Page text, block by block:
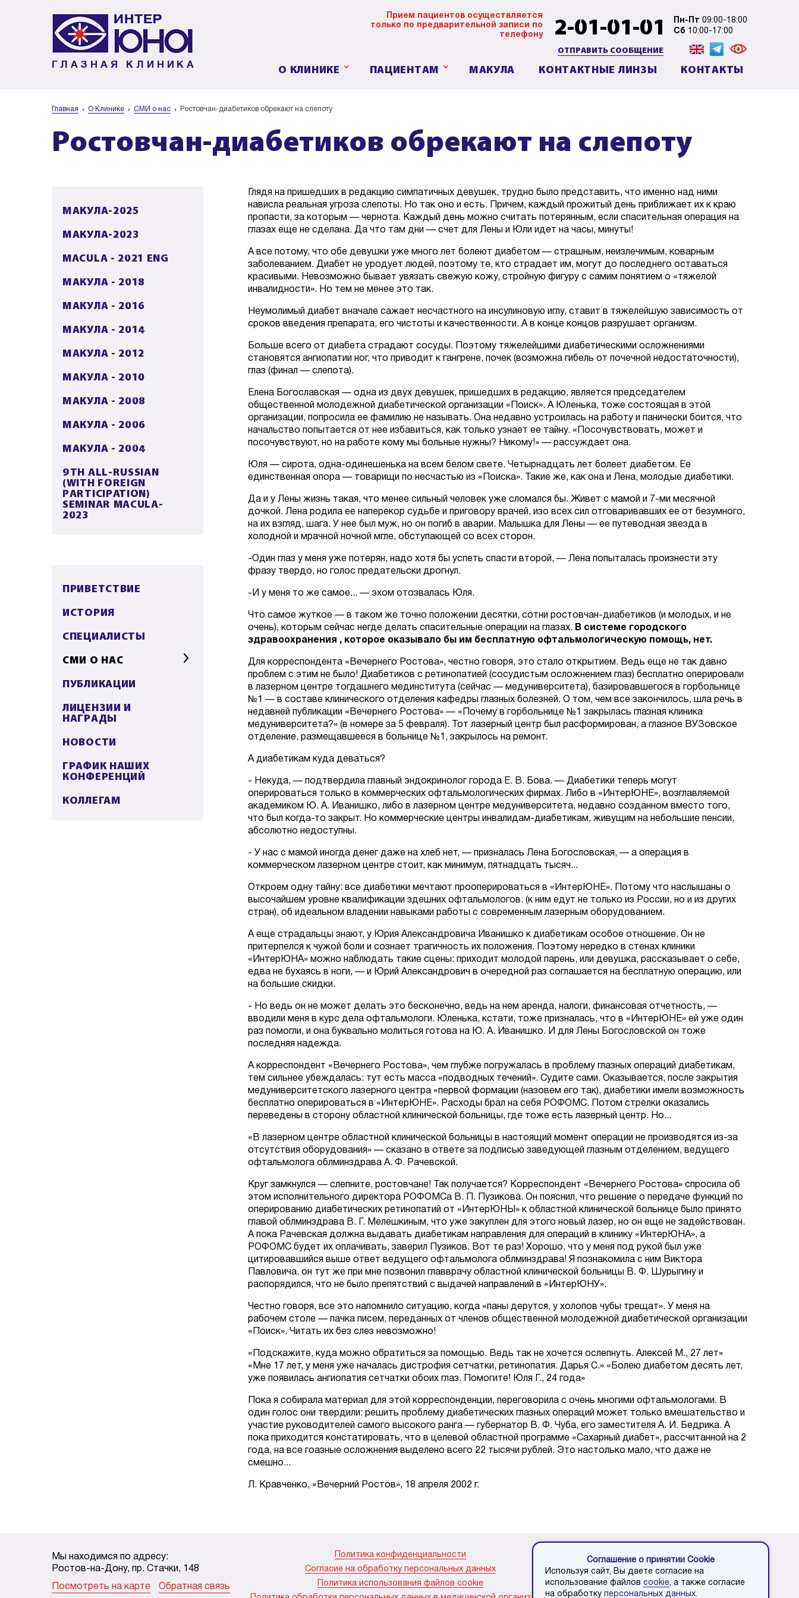
ГЛАЗНАЯ КЛИНИКА
Прием пациентов осуществляется
только по предварительной записи по
телефону
2-01-01-01 Пн-Пт 09:00-18:00
Сб 10:00-17:00
ОТПРАВИТЬ СООБЩЕНИЕ
О КЛИНИКЕ ПАЦИЕНТАМ МАКУЛА КОНТАКТНЫЕ ЛИНЗЫ КОНТАКТЫ
Главная О Клинике СМИ о нас Ростовчан-диабетиков обрекают на слепоту
Ростовчан-диабетиков обрекают на слепоту
МАКУЛА-2025
МАКУЛА-2023
MACULA - 2021 ENG
МАКУЛА - 2018
МАКУЛА - 2016
МАКУЛА - 2014
МАКУЛА - 2012
МАКУЛА - 2010
МАКУЛА - 2008
МАКУЛА - 2006
МАКУЛА - 2004
9TH ALL-RUSSIAN
(WITH FOREIGN
PARTICIPATION)
SEMINAR MACULA-
2023
ПРИВЕТСТВИЕ
ИСТОРИЯ
СПЕЦИАЛИСТЫ
СМИ О НАС
ПУБЛИКАЦИИ
ЛИЦЕНЗИИ И
НАГРАДЫ
НОВОСТИ
ГРАФИК НАШИХ
КОНФЕРЕНЦИЙ
КОЛЛЕГАМ
Глядя на пришедших в редакцию симпатичных девушек, трудно было представить, что именно над ними
нависла реальная угроза слепоты. Но так оно и есть. Причем, каждый прожитый день приближает их к краю
пропасти, за которым — чернота. Каждый день можно считать потерянным, если спасительная операция на
глазах еще не сделана. Да что там дни — счет для Лены и Юли идет на часы, минуты!
А все потому, что обе девушки уже много лет болеют диабетом — страшным, неизлечимым, коварным
заболеванием. Диабет не уродует людей, поэтому те, кто страдает им, могут до последнего оставаться
красивыми. Невозможно бывает увязать свежую кожу, стройную фигуру с самим понятием о «тяжелой
инвалидности». Но тем не менее это так.
Неумолимый диабет вначале сажает несчастного на инсулиновую иглу, ставит в тяжелейшую зависимость от
сроков введения препарата, его чистоты и качественности. А в конце концов разрушает организм.
Больше всего от диабета страдают сосуды. Поэтому тяжелейшими диабетическими осложнениями
становятся ангиопатии ног, что приводит к гангрене, почек (возможна гибель от почечной недостаточности),
глаз (финал — слепота).
Елена Богославская — одна из двух девушек, пришедших в редакцию, является председателем
общественной молодежной диабетической организации «Поиск». А Юленька, тоже состоящая в этой
организации, попросила ее фамилию не называть. Она недавно устроилась на работу и панически боится, что
начальство попытается от нее избавиться, как только узнает ее тайну. «Посочувствовать, может и
посочувствуют, но на работе кому мы больные нужны? Никому!» — рассуждает она.
Юля — сирота, одна-одинешенька на всем белом свете. Четырнадцать лет болеет диабетом. Ее
единственная опора — товарищи по несчастью из «Поиска». Такие же, как она и Лена, молодые диабетики.
Да и у Лены жизнь такая, что менее сильный человек уже сломался бы. Живет с мамой и 7-ми месячной
дочкой. Лена родила ее наперекор судьбе и приговору врачей, изо всех сил отговаривавших ее от безумного,
на их взгляд, шага. У нее был муж, но он погиб в аварии. Малышка для Лены — ее путеводная звезда в
холодной и мрачной ночной мгле, обступающей со всех сторон.
-Один глаз у меня уже потерян, надо хотя бы успеть спасти второй, — Лена попыталась произнести эту
фразу твердо, но голос предательски дрогнул.
-И у меня то же самое... — эхом отозвалась Юля.
Что самое жуткое — в таком же точно положении десятки, сотни ростовчан-диабетиков (и молодых, и не
очень), которым сейчас негде делать спасительные операции на глазах. В системе городского
здравоохранения , которое оказывало бы им бесплатную офтальмологическую помощь, нет.
Для корреспондента «Вечернего Ростова», честно говоря, это стало открытием. Ведь еще не так давно
проблем с этим не было! Диабетиков с ретинопатией (сосудистым осложнением глаз) бесплатно оперировали
в лазерном центре тогдашнего мединститута (сейчас — медуниверситета), базировавшегося в горбольнице
№1 — в составе клинического отделения кафедры глазных болезней. О том, чем все закончилось, шла речь в
недавней публикации «Вечернего Ростова» — «Почему в горбольнице №1 закрылась глазная клиника
медуниверситета?» (в номере за 5 февраля). Тот лазерный центр был расформирован, а глазное ВУЗовское
отделение, размещавшееся в больнице №1, закрылось на ремонт.
А диабетикам куда деваться?
- Некуда, — подтвердила главный эндокринолог города Е. В. Бова. — Диабетики теперь могут
оперироваться только в коммерческих офтальмологических фирмах. Либо в «ИнтерЮНЕ», возглавляемой
академиком Ю. А. Иванишко, либо в лазерном центре медуниверситета, недавно созданном вместо того,
что был когда-то закрыт. Но коммерческие центры инвалидам-диабетикам, живущим на небольшие пенсии,
абсолютно недоступны.
- У нас с мамой иногда денег даже на хлеб нет, — призналась Лена Богословская, — а операция в
коммерческом лазерном центре стоит, как минимум, пятнадцать тысяч...
Откроем одну тайну: все диабетики мечтают прооперироваться в «ИнтерЮНЕ». Потому что наслышаны о
высочайшем уровне квалификации здешних офтальмологов. (к ним едут не только из России, но и из других
стран), об идеальном владении навыками работы с современным лазерным оборудованием.
А еще страдальцы знают, у Юрия Александровича Иванишко к диабетикам особое отношение. Он не
притерпелся к чужой боли и сознает трагичность их положения. Поэтому нередко в стенах клиники
«ИнтерЮНА» можно наблюдать такие сцены: приходит молодой парень, или девушка, рассказывает о себе,
едва не бухаясь в ноги, — и Юрий Александрович в очередной раз соглашается на бесплатную операцию, или
на большие скидки.
- Но ведь он не может делать это бесконечно, ведь на нем аренда, налоги, финансовая отчетность, —
вводили меня в курс дела офтальмологи. Юленька, кстати, тоже призналась, что в «ИнтерЮНЕ» ей уже один
раз помогли, и она буквально молиться готова на Ю. А. Иванишко. И для Лены Богословской он тоже
последняя надежда.
А корреспондент «Вечернего Ростова», чем глубже погружалась в проблему глазных операций диабетикам,
тем сильнее убеждалась: тут есть масса «подводных течений». Судите сами. Оказывается, после закрытия
медуниверситетского лазерного центра «первой формации (назовем его так), диабетики имели возможность
бесплатно оперироваться в «ИнтерЮНЕ». Расходы брал на себя РОФОМС. Потом стрелки оказались
переведены в сторону областной клинической больницы, где тоже есть лазерный центр. Но...
«В лазерном центре областной клинической больницы в настоящий момент операции не производятся из-за
отсутствия оборудования» — сказано в ответе за подписью заведующей глазным отделением, ведущего
офтальмолога облминздрава А. Ф. Рачевской.
Круг замкнулся — слепните, ростовчане! Так получается? Корреспондент «Вечернего Ростова» спросила об
этом исполнительного директора РОФОМСа В. П. Пузикова. Он пояснил, что решение о передаче функций по
оперированию диабетических ретинопатий от «ИнтерЮНЫ» к областной клинической больнице было принято
главой облминздрава В. Г. Мелешкиным, что уже закуплен для этого новый лазер, но он еще не задействован.
А пока Рачевская должна выдавать диабетикам направления для операций в клинику «ИнтерЮНА», а
РОФОМС будет их оплачивать, заверил Пузиков. Вот те раз! Хорошо, что у меня под рукой был уже
цитировавшийся выше ответ ведущего офтальмолога облминздрава! Я познакомила с ним Виктора
Павловича. он тут же при мне позвонил главврачу областной клинической больницы В. Ф. Шурыгину и
распорядился, что не было препятствий с выдачей направлений в «ИнтерЮНУ».
Честно говоря, все это напомнило ситуацию, когда «паны дерутся, у холопов чубы трещат». У меня на
рабочем столе — пачка писем, переданных от членов общественной молодежной диабетической организации
«Поиск». Читать их без слез невозможно!
«Подскажите, куда можно обратиться за помощью. Ведь так не хочется ослепнуть. Алексей М., 27 лет»
«Мне 17 лет, у меня уже началась дистрофия сетчатки, ретинопатия. Дарья С.» «Болею диабетом десять лет,
уже появилась ангиопатия сетчатки обоих глаз. Помогите! Юля Г., 24 года»
Пока я собирала материал для этой корреспонденции, переговорила с очень многими офтальмологами. В
один голос они твердили: решить проблему диабетических глазных операций может только вмешательство и
участие руководителей самого высокого ранга — губернатор В. Ф. Чуба, его заместителя А. И. Бедрика. А
пока приходится констатировать, что в целевой областной программе «Сахарный диабет», рассчитанной на 2
года, на все гоазные осложнения выделено всего 22 тысячи рублей. Это настолько мало, что даже не
смешно...
Л. Кравченко, «Вечерний Ростов», 18 апреля 2002 г.
Мы находимся по адресу:
Ростов-на-Дону, пр. Стачки, 148
Посмотреть на карте Обратная связь
Запись на консультацию по телефону
+7 (863) 2-01-01-01
Пн-Пт
Политика конфиденциальности
Согласие на обработку персональных данных
Политика использования файлов cookie
Соглашение о принятии Cookie
Используя сайт, Вы даете согласие на
использование файлов cookie, а также согласие
на обработку персональных данных.